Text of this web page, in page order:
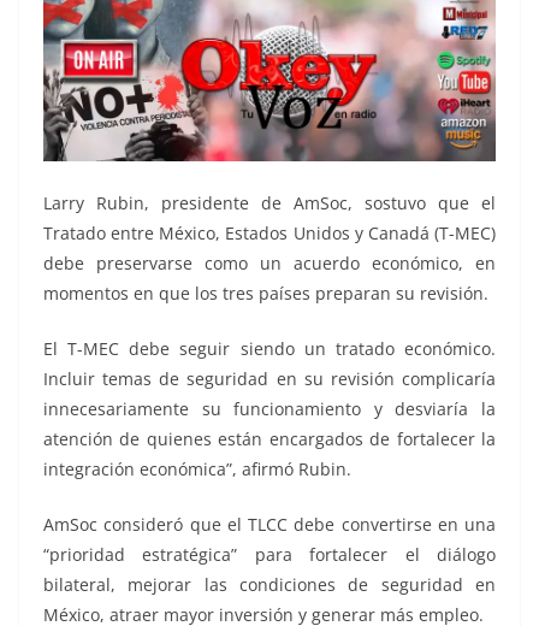
Larry Rubin, presidente de AmSoc, sostuvo que el
Tratado entre México, Estados Unidos y Canadá (T-MEC)
debe preservarse como un acuerdo económico, en
momentos en que los tres países preparan su revisión.
El T-MEC debe seguir siendo un tratado económico.
Incluir temas de seguridad en su revisión complicaría
innecesariamente su funcionamiento y desviaría la
atención de quienes están encargados de fortalecer la
integración económica”, afirmó Rubin.
AmSoc consideró que el TLCC debe convertirse en una
“prioridad estratégica” para fortalecer el diálogo
bilateral, mejorar las condiciones de seguridad en
México, atraer mayor inversión y generar más empleo.